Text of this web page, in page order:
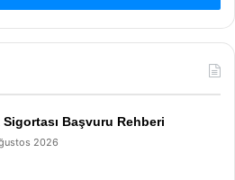
Sigortası Başvuru Rehberi
2026